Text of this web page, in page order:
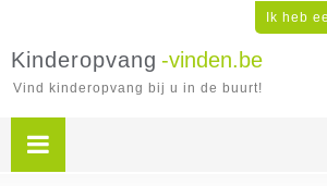
Ik heb
Kinderopvang -vinden.be
Vind kinderopvang bij u in de buurt!